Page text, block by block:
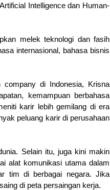
Intelligence dan Human-
melek teknologi dan fasih
internasional, bahasa bisnis
di Indonesia, Krisna
kemampuan berbahasa
karir lebih gemilang di era
peluang karir di perusahaan
Selain itu, juga kini makin
alat komunikasi utama dalam
tim di berbagai negara. Jika
di peta persaingan kerja.